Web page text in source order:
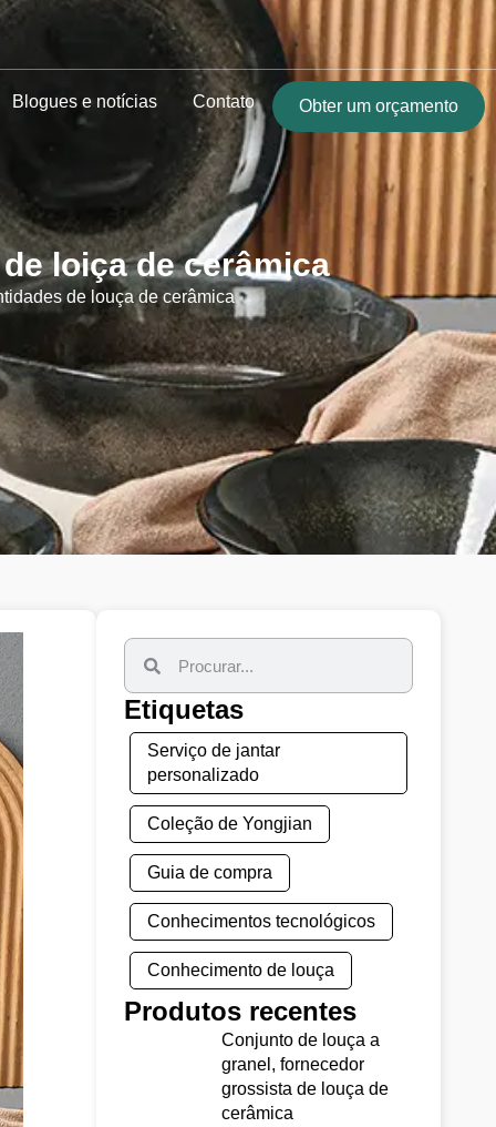
Blogues e notícias Contato Obter um orçamento
loiça de cerâmica
de louça de cerâmica
Etiquetas
Serviço de jantar
personalizado
Coleção de Yongjian
Guia de compra
Conhecimentos tecnológicos
Conhecimento de louça
Produtos recentes
Conjunto de louça a
granel, fornecedor
grossista de louça de
cerâmica